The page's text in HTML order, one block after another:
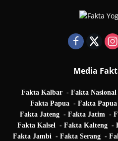
Media
Fakta Kalbar Fakta Nasional
Fakta Papua
Fakta
Fakta Jateng
Fakta Jatim
Fakta Kalsel
Fakta Kalteng
Fakta Jambi
Fakta Serang